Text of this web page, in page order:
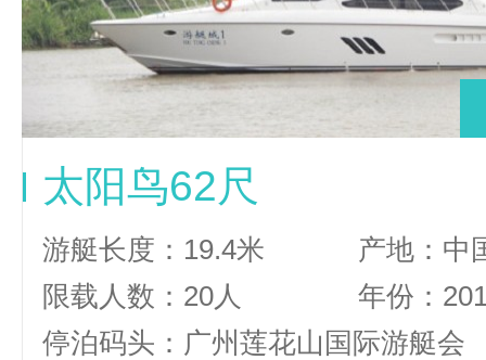
太阳鸟62尺
游艇长度：19.4米
产地：中
限载人数：20人
年份：
停泊码头：广州莲花山国际游艇会